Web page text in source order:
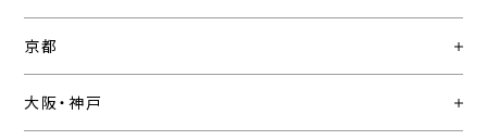
京都
大阪・神戸